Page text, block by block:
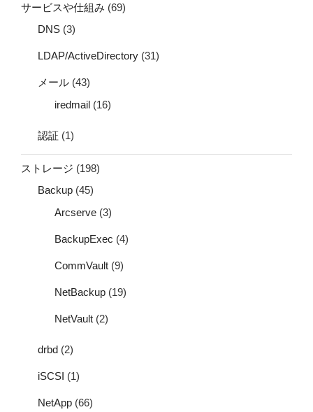
サービスや仕組み (69)
DNS (3)
LDAP/ActiveDirectory (31)
メール (43)
iredmail (16)
認証 (1)
ストレージ (198)
Backup (45)
Arcserve (3)
BackupExec (4)
CommVault (9)
NetBackup (19)
NetVault (2)
drbd (2)
iSCSI (1)
NetApp (66)